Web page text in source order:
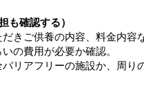
も確認する）
きご供養の内容、料金内容
の費用が必要か確認。
リアフリーの施設か、周り